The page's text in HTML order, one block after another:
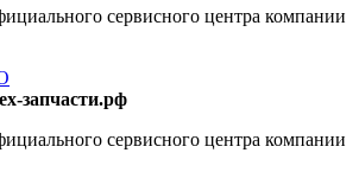
сервисного центра компании
запчасти.рф
сервисного центра компании